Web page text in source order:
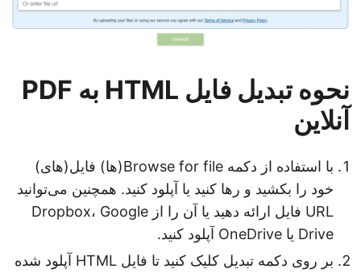
نحوه تبدیل فایل HTML به PDF
آنلاین
با استفاده از دکمه Browse for file(ها) فایل(های)
خود را بکشید و رها کنید یا آپلود کنید. همچنین می‌توانید
URL فایل ارائه دهید یا آن را از Dropbox، Google
Drive یا OneDrive آپلود کنید.
بر روی دکمه تبدیل کلیک کنید تا فایل HTML آپلود شده